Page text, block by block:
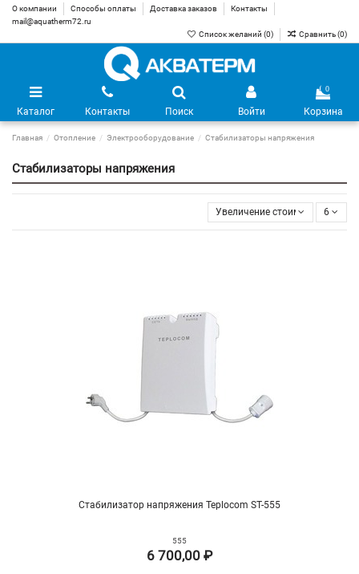
О компании Способы оплаты Доставка заказов
Контакты
mail@aquatherm72.ru
Список желаний (0) Сравнить (0)
Каталог Контакты Поиск Войти
0
Корзина
Главная Отопление Электрооборудование Стабилизаторы напряжения
Стабилизаторы напряжения
Увеличение стоимости 6
Стабилизатор напряжения Teplocom ST-555
555
6 700,00 ₽